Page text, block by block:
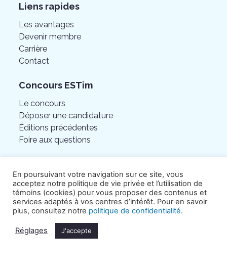
Liens rapides
Les avantages
Devenir membre
Carrière
Contact
Concours ESTim
Le concours
Déposer une candidature
Éditions précédentes
Foire aux questions
©Chambre de commerce de l’Est de Montréal.
Tous droits réservés.
En poursuivant votre navigation sur ce site, vous
acceptez notre politique de vie privée et l’utilisation de
témoins (cookies) pour vous proposer des contenus et
services adaptés à vos centres d’intérêt. Pour en savoir
plus, consultez notre politique de confidentialité.
Réglages J'accepte